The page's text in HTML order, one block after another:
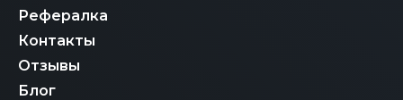
Рефералка
Контакты
Отзывы
Блог